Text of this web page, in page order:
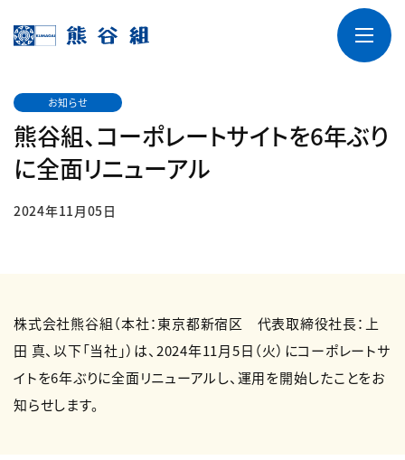
お知らせ
熊谷組、コーポレートサイトを6年ぶり
に全面リニューアル
2024年11月05日
株式会社熊谷組（本社：東京都新宿区 代表取締役社長：上
田 真、以下「当社」）は、2024年11月5日（火）にコーポレートサ
イトを6年ぶりに全面リニューアルし、運用を開始したことをお
知らせします。